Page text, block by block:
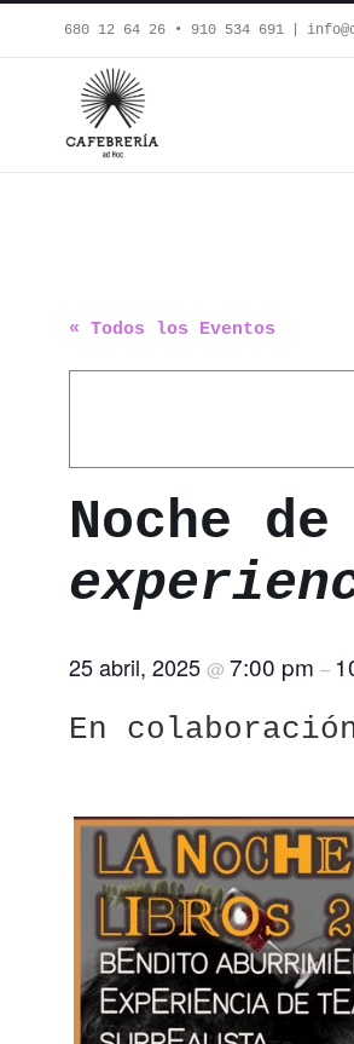
al
contenido
680 12 64 26‬ • 910 534 691
« Todos los Eventos
Noche
25 abril, 2025 @ 7:00 pm –
En